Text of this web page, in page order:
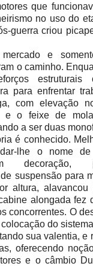
que
no uso do
guerra criou
e
o caminho.
para enfrentar
com elevação
e o feixe de
a ser duas
é conhecido.
dar-lhe o nome
decoração,
suspensão para
altura,
alongada fez
concorrentes. O
do
sua valentia, e
oferecendo
e o câmbio